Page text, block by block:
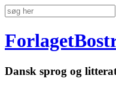
Dansk sprog og